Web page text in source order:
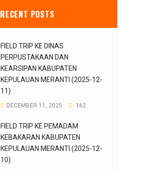
RECENT POSTS
FIELD TRIP KE DINAS
PERPUSTAKAAN DAN
KEARSIPAN KABUPATEN
KEPULAUAN MERANTI (2025-12-
11)
DECEMBER 11, 2025 162
FIELD TRIP KE PEMADAM
KEBAKARAN KABUPATEN
KEPULAUAN MERANTI (2025-12-
10)